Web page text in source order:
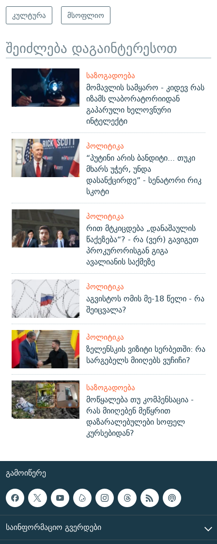
კულტურა
მსოფლიო
შეიძლება დაგაინტერესოთ
ᲡᲐᲖᲝᲒᲐᲓᲝᲔᲑᲐ
მომავლის სამყარო - კიდევ რას
იზამს ლაბორატორიიდან
გაპარული ხელოვნური
ინტელექტი
ᲞᲝᲚᲘᲢᲘᲙᲐ
“პუტინი არის ბანდიტი... თუკი
მხარს უჭერ, უნდა
დასანქცირდე” - სენატორი რიკ
სკოტი
ᲞᲝᲚᲘᲢᲘᲙᲐ
რით მტკიცდება „დანაშაულის
წაქეზება“? - რა (ვერ) გავიგეთ
პროკურორისგან გიგა
ავალიანის საქმეზე
ᲞᲝᲚᲘᲢᲘᲙᲐ
აგვისტოს ომის მე-18 წელი - რა
შეიცვალა?
ᲞᲝᲚᲘᲢᲘᲙᲐ
ზელენსკის ვიზიტი სერბეთში: რა
სარგებელს მიიღებს ვუჩიჩი?
ᲡᲐᲖᲝᲒᲐᲓᲝᲔᲑᲐ
მოწყალება თუ კომპენსაცია -
რას მიიღებენ მეწყრით
დაზარალებულები სოფელ
კურსებიდან?
ᲒᲐᲛᲝᲘᲬᲔᲠᲔ
ᲡᲐᲘᲜᲤᲝᲠᲛᲐᲪᲘᲝ ᲒᲕᲔᲠᲓᲔᲑᲘ